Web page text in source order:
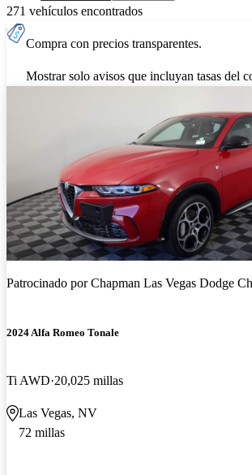
271 vehículos encontrados
Compra con precios transparentes.
Mostrar solo avisos que incluyan tasas del
Patrocinado porChapman Las Vegas Dodge
2024 Alfa Romeo Tonale
Ti AWD 20,025 millas
Las Vegas, NV
72 millas